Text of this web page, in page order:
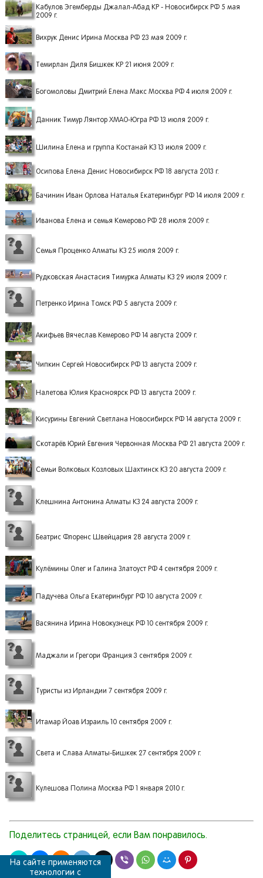
На сайте применяются
технологии с
Кабулов Эгемберды Джалал-Абад КР - Новосибирск РФ 5 мая
2009 г.
Вихрук Денис Ирина Москва РФ 23 мая 2009 г.
Темирлан Диля Бишкек КР 21 июня 2009 г.
Богомоловы Дмитрий Елена Макс Москва РФ 4 июля 2009 г.
Данник Тимур Лянтор ХМАО-Югра РФ 13 июля 2009 г.
Шилина Елена и группа Костанай КЗ 13 июля 2009 г.
Осипова Елена Денис Новосибирск РФ 18 августа 2013 г.
Бачинин Иван Орлова Наталья Екатеринбург РФ 14 июля 2009 г.
Иванова Елена и семья Кемерово РФ 28 июля 2009 г.
Семья Проценко Алматы КЗ 25 июля 2009 г.
Рудковская Анастасия Тимурка Алматы КЗ 29 июля 2009 г.
Петренко Ирина Томск РФ 5 августа 2009 г.
Акифьев Вячеслав Кемерово РФ 14 августа 2009 г.
Чипкин Сергей Новосибирск РФ 13 августа 2009 г.
Налетова Юлия Красноярск РФ 13 августа 2009 г.
Кисурины Евгений Светлана Новосибирск РФ 14 августа 2009 г.
Скотарёв Юрий Евгения Червонная Москва РФ 21 августа 2009 г.
Семьи Волковых Козловых Шахтинск КЗ 20 августа 2009 г.
Клешнина Антонина Алматы КЗ 24 августа 2009 г.
Беатрис Флоренс Швейцария 28 августа 2009 г.
Кулёмины Олег и Галина Златоуст РФ 4 сентября 2009 г.
Падучева Ольга Екатеринбург РФ 10 августа 2009 г.
Васянина Ирина Новокузнецк РФ 10 сентября 2009 г.
Маджали и Грегори Франция 3 сентября 2009 г.
Туристы из Ирландии 7 сентября 2009 г.
Итамар Йоав Израиль 10 сентября 2009 г.
Света и Слава Алматы-Бишкек 27 сентября 2009 г.
Кулешова Полина Москва РФ 1 января 2010 г.
Поделитесь страницей, если Вам понравилось.